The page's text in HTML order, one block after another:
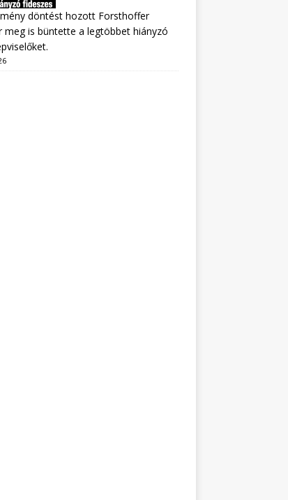
döntést hozott Forsthoffer
meg is büntette a legtöbbet hiányzó